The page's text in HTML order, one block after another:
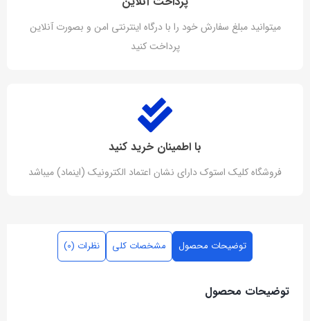
میتوانید مبلغ سفارش خود را با درگاه اینترنتی امن و بصورت آنلاین
پرداخت کنید
با اطمینان خرید کنید
فروشگاه کلیک استوک دارای نشان اعتماد الکترونیک (اینماد) میباشد
توضیحات محصول مشخصات کلی نظرات (0)
توضیحات محصول